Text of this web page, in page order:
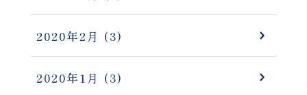
2020年2月 (3)
2020年1月 (3)